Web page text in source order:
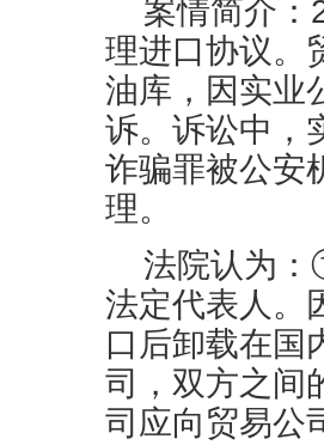
案情简介：
理进口协议。
油库，因实业
诉。诉讼中，
诈骗罪被公安
理。
法院认为：
法定代表人。
口后卸载在国
司，双方之间
司应向贸易公